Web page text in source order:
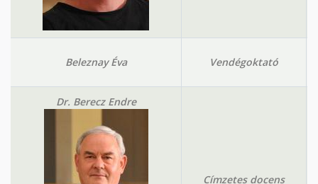
Beleznay Éva Vendégoktató
Dr. Berecz Endre
Címzetes docens